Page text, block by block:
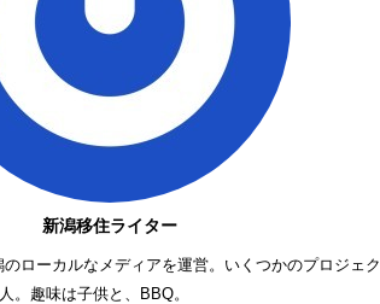
新潟移住ライター
ローカルなメディアを運営。いくつかのプロジェ
。趣味は子供と、BBQ。